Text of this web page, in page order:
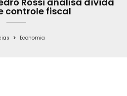
g
r
a
e
b
controle fiscal
Economia